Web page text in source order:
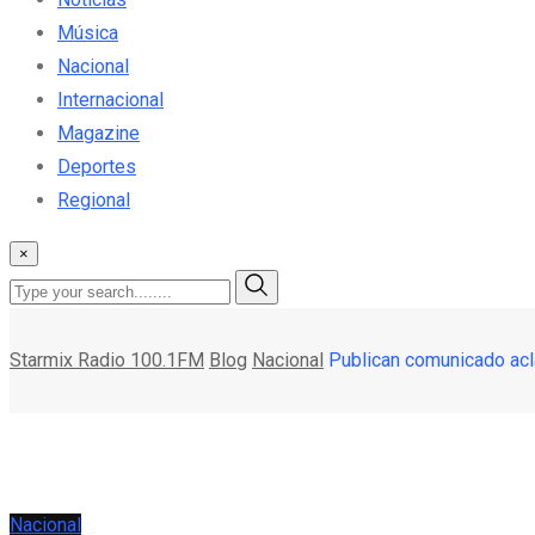
Música
Nacional
Internacional
Magazine
Deportes
Regional
×
Starmix Radio 100.1FM Blog Nacional Publican comunicado
Nacional